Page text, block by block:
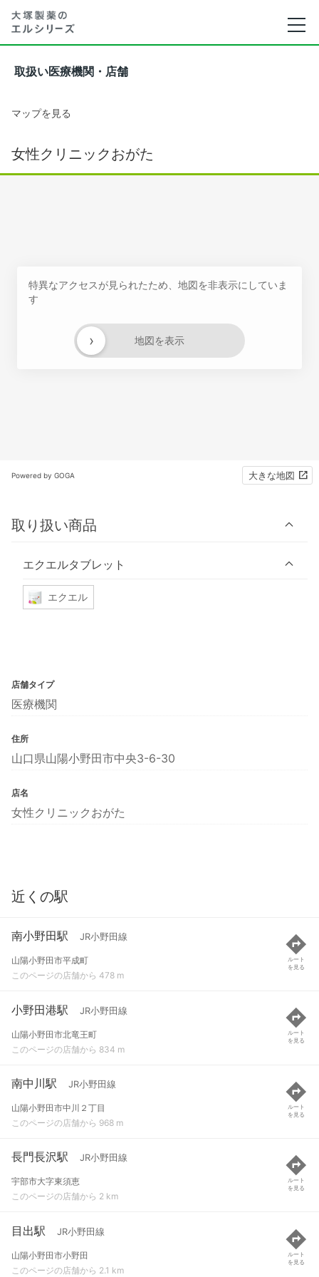
取扱い医療機関・店舗
マップを見る
女性クリニックおがた
特異なアクセスが見られたため、地図を非表示にしていま
す
地図を表示
›
Powered by GOGA 大きな地図
取り扱い商品
エクエルタブレット
エクエル
店舗タイプ
医療機関
住所
山口県山陽小野田市中央3-6-30
店名
女性クリニックおがた
近くの駅
南小野田駅 JR小野田線
山陽小野田市平成町
このページの店舗から 478 m
ルート
を見る
小野田港駅 JR小野田線
山陽小野田市北竜王町
このページの店舗から 834 m
ルート
を見る
南中川駅 JR小野田線
山陽小野田市中川２丁目
このページの店舗から 968 m
ルート
を見る
長門長沢駅 JR小野田線
宇部市大字東須恵
このページの店舗から 2 km
ルート
を見る
目出駅 JR小野田線
山陽小野田市小野田
このページの店舗から 2.1 km
ルート
を見る